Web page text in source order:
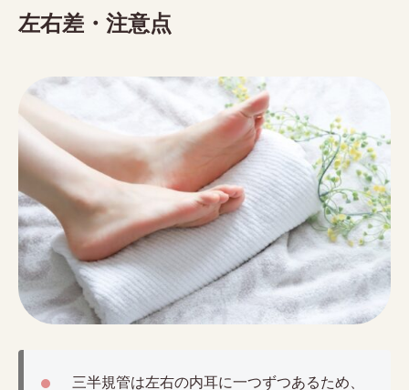
左右差・注意点
三半規管は左右の内耳に一つずつあるため、